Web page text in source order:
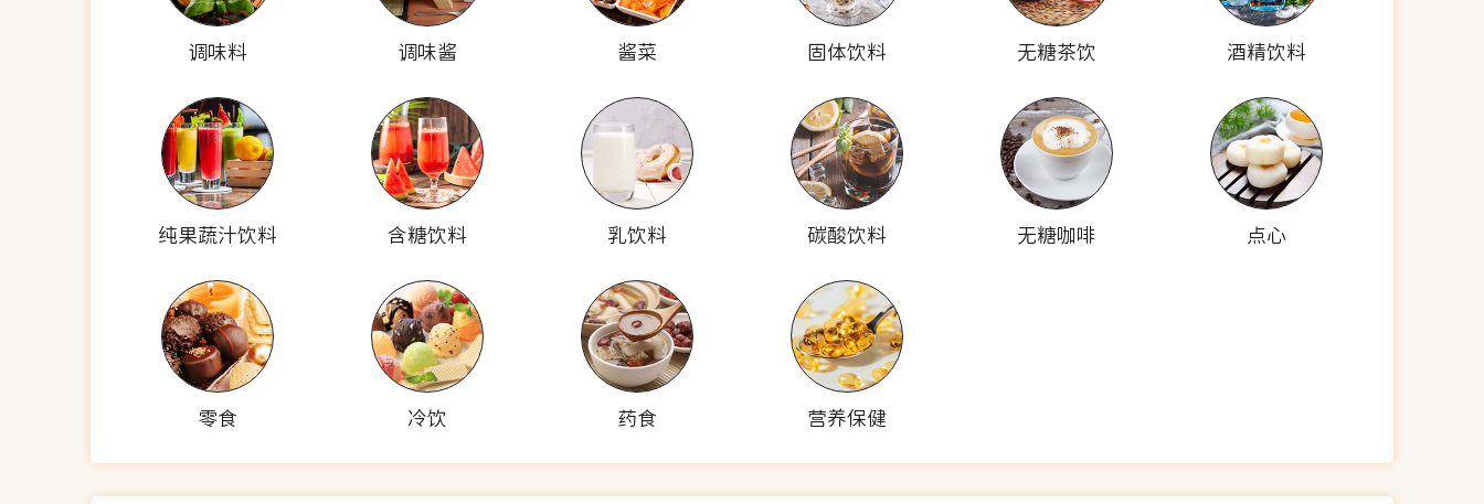
调味料 调味酱 酱菜 固体饮料 无糖茶饮 酒精饮料
纯果蔬汁饮料 含糖饮料 乳饮料 碳酸饮料 无糖咖啡 点心
零食 冷饮 药食 营养保健